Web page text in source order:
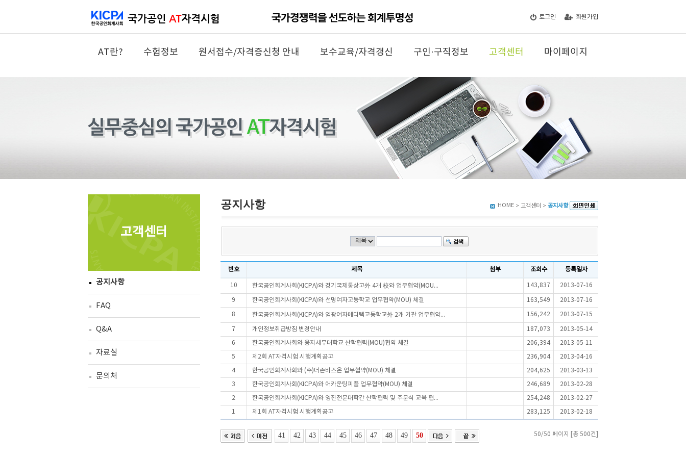
로그인 회원가입
AT란? 수험정보 원서접수/자격증신청 안내 보수교육/자격갱신 구인·구직정보 고객센터 마이페이지
고객센터
공지사항
FAQ
Q&A
자료실
문의처
공지사항 HOME > 고객센터 > 공지사항
번호 제목 첨부 조회수 등록일자
10 한국공인회계사회(KICPA)와 경기국제통상고外 4개 校와 업무협약(MOU... 143,837 2013-07-16
9 한국공인회계사회(KICPA)와 선명여자고등학교 업무협약(MOU) 체결 163,549 2013-07-16
8 한국공인회계사회(KICPA)와 염광여자메디텍고등학교外 2개 기관 업무협약... 156,242 2013-07-15
7 개인정보취급방침 변경안내 187,073 2013-05-14
6 한국공인회계사회와 웅지세무대학교 산학협력(MOU)협약 체결 206,394 2013-05-11
5 제2회 AT자격시험 시행계획공고 236,904 2013-04-16
4 한국공인회계사회와 (주)더존비즈온 업무협약(MOU) 체결 204,625 2013-03-13
3 한국공인회계사회(KICPA)와 어카운팅피플 업무협약(MOU) 체결 246,689 2013-02-28
2 한국공인회계사회(KICPA)와 영진전문대학간 산학협력 및 주문식 교육 협... 254,248 2013-02-27
1 제1회 AT자격시험 시행계획공고 283,125 2013-02-18
41 42 43 44 45 46 47 48 49 50 50/50 페이지 [총 500건]